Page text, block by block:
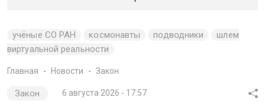
учёные СО РАН космонавты подводники
шлем
виртуальной реальности
Главная Новости Закон
Закон 6 августа 2026 - 17:57